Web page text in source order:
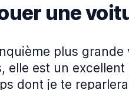
une
plus grande
elle est un
dont je te